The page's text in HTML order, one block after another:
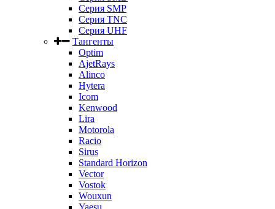
Серия SMP
Серия TNC
Серия UHF
Тангенты
Optim
AjetRays
Alinco
Hytera
Icom
Kenwood
Lira
Motorola
Racio
Sirus
Standard Horizon
Vector
Vostok
Wouxun
Yaesu